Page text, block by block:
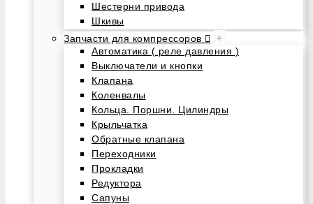
Шестерни привода
Шкивы
Запчасти для компрессоров
+
Автоматика ( реле давления )
Выключатели и кнопки
Клапана
Коленвалы
Кольца. Поршни. Цилиндры
Крыльчатка
Обратные клапана
Переходники
Прокладки
Редуктора
Сапуны